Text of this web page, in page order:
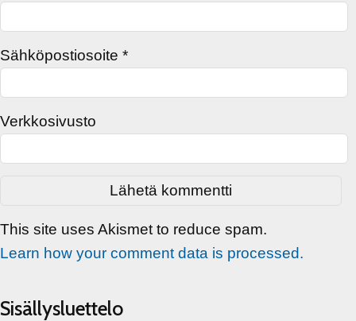
Sähköpostiosoite *
Verkkosivusto
This site uses Akismet to reduce spam.
Learn how your comment data is processed.
Sisällysluettelo